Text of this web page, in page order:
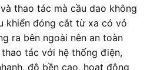
thao tác mà cầu dao không
khiển đóng cắt từ xa có vỏ
ra bên ngoài nên an toàn
tác với hệ thống điện,
độ bền cao, hoạt động